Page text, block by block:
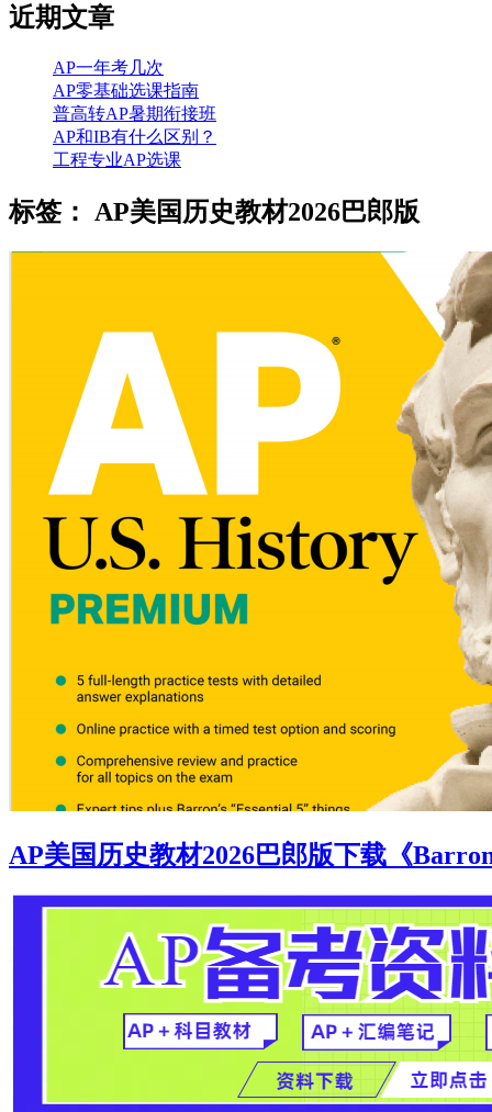
近期文章
AP一年考几次
AP零基础选课指南
普高转AP暑期衔接班
AP和IB有什么区别？
工程专业AP选课
标签： AP美国历史教材2026巴郎版
AP美国历史教材2026巴郎版下载《